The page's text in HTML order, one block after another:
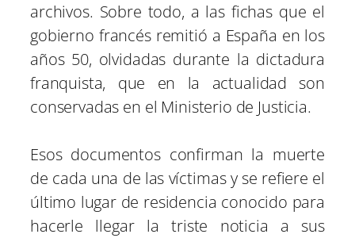
archivos. Sobre todo, a las fichas que el
gobierno francés remitió a España en los
años 50, olvidadas durante la dictadura
franquista, que en la actualidad son
conservadas en el Ministerio de Justicia.
Esos documentos confirman la muerte
de cada una de las víctimas y se refiere el
último lugar de residencia conocido para
hacerle llegar la triste noticia a sus